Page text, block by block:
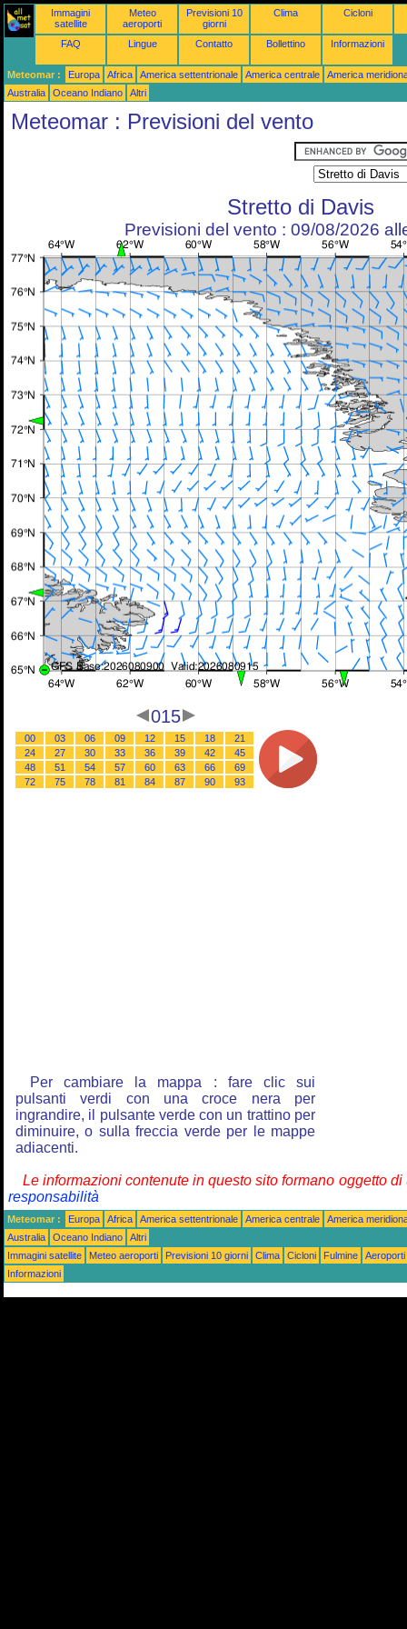
Immagini
satellite
Meteo
aeroporti
Previsioni 10
giorni
Clima Cicloni
FAQ Lingue Contatto Bollettino Informazioni
Meteomar : Europa Africa America settentrionale America centrale
America
Australia
Oceano Indiano Altri
Meteomar : Previsioni del vento
Stretto di Davis
Previsioni del vento : 09/08/2026
015
00 03 06 09 12 15 18
21
24
27 30 33 36 39 42
45
48
51 54 57 60 63 66
69
72
75 78 81 84 87 90 93
Per cambiare la mappa : fare clic sui
pulsanti verdi con una croce nera per
ingrandire, il pulsante verde con un trattino per
diminuire, o sulla freccia verde per le mappe
adiacenti.
Le informazioni contenute in questo sito formano oggetto
responsabilità
Meteomar : Europa Africa America settentrionale America centrale
America
Australia
Oceano Indiano
Altri
Immagini satellite
Meteo aeroporti Previsioni 10 giorni Clima Cicloni Fulmine
Aeroporti
Informazioni